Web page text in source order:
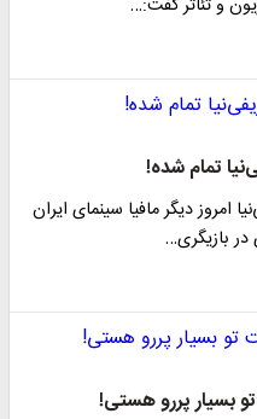
و تئاتر گفت:…
تمام شده!
امروز دیگر مافیا سینمای ایران
بازیگری…
بسیار پررو هستی!